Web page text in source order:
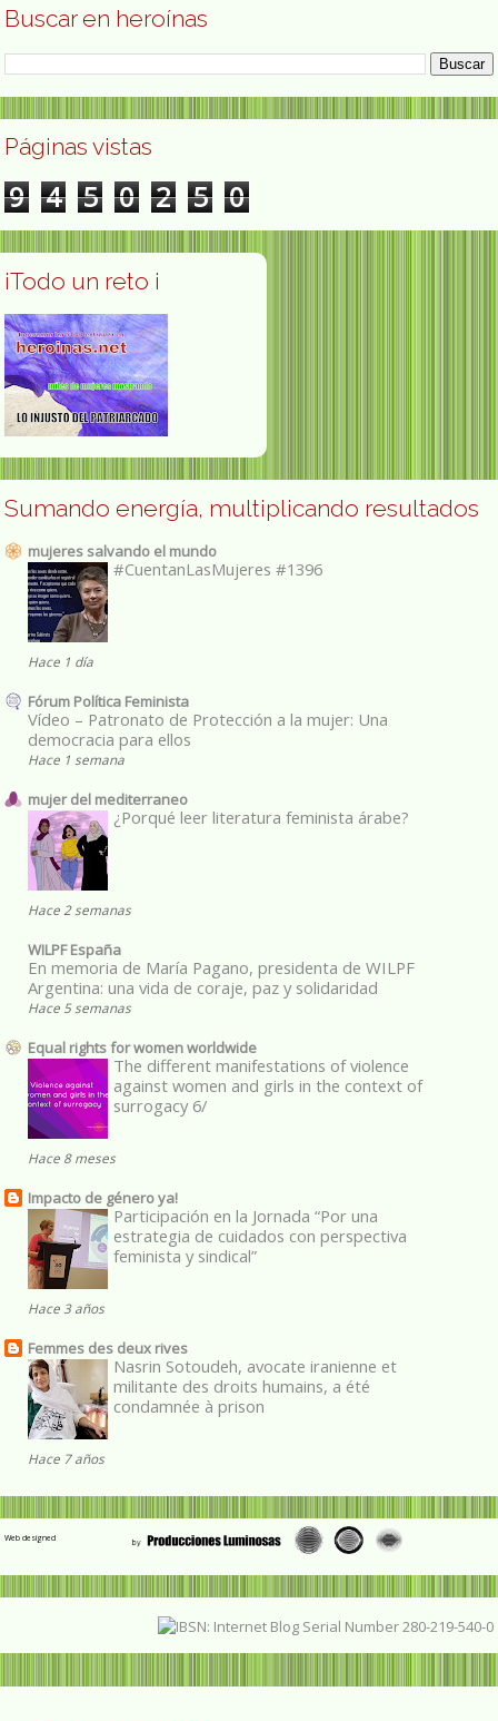
Buscar en heroínas
Páginas vistas
9 4 5 0 2 5 0
¡Todo un reto ¡
Sumando energía, multiplicando resultados
mujeres salvando el mundo
#CuentanLasMujeres #1396
Hace 1 día
Fórum Política Feminista
Vídeo – Patronato de Protección a la mujer: Una
democracia para ellos
Hace 1 semana
mujer del mediterraneo
¿Porqué leer literatura feminista árabe?
Hace 2 semanas
WILPF España
En memoria de María Pagano, presidenta de WILPF
Argentina: una vida de coraje, paz y solidaridad
Hace 5 semanas
Equal rights for women worldwide
The different manifestations of violence
against women and girls in the context of
surrogacy 6/
Hace 8 meses
Impacto de género ya!
Participación en la Jornada “Por una
estrategia de cuidados con perspectiva
feminista y sindical”
Hace 3 años
Femmes des deux rives
Nasrin Sotoudeh, avocate iranienne et
militante des droits humains, a été
condamnée à prison
Hace 7 años
Web designed